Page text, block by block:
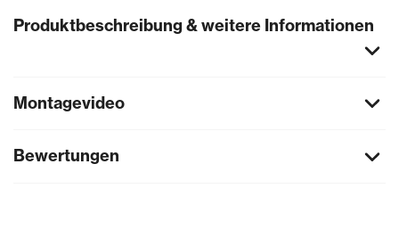
Produktbeschreibung & weitere Informationen
Montagevideo
Bewertungen